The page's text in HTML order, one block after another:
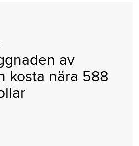
av
kosta nära 588